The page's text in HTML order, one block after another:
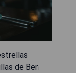
de Ben